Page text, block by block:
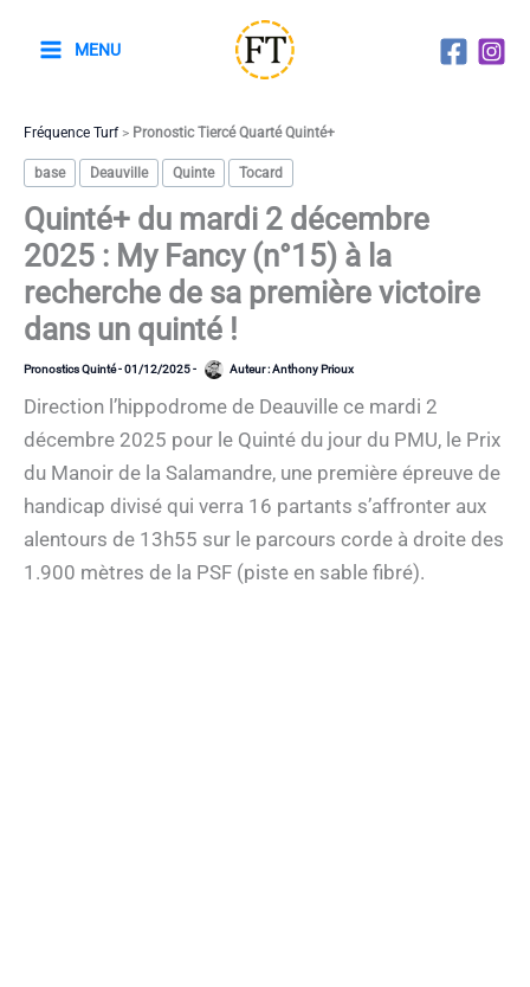
MENU
Fréquence Turf> Pronostic Tiercé Quarté Quinté+
base Deauville Quinte Tocard
Quinté+ du mardi 2 décembre
2025 : My Fancy (n°15) à la
recherche de sa première victoire
dans un quinté !
Pronostics Quinté-01/12/2025- Auteur :Anthony Prioux
Direction l’hippodrome de Deauville ce mardi 2
décembre 2025 pour le Quinté du jour du PMU, le Prix
du Manoir de la Salamandre, une première épreuve de
handicap divisé qui verra 16 partants s’affronter aux
alentours de 13h55 sur le parcours corde à droite des
1.900 mètres de la PSF (piste en sable fibré).